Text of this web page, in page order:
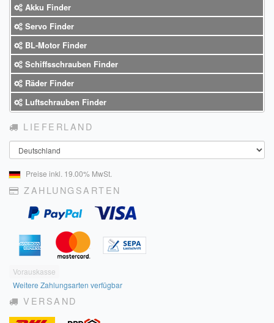
Akku Finder
Servo Finder
BL-Motor Finder
Schiffsschrauben Finder
Räder Finder
Luftschrauben Finder
LIEFERLAND
Land
Preise inkl. 19.00% MwSt.
ZAHLUNGSARTEN
Vorauskasse
Weitere Zahlungsarten verfügbar
VERSAND